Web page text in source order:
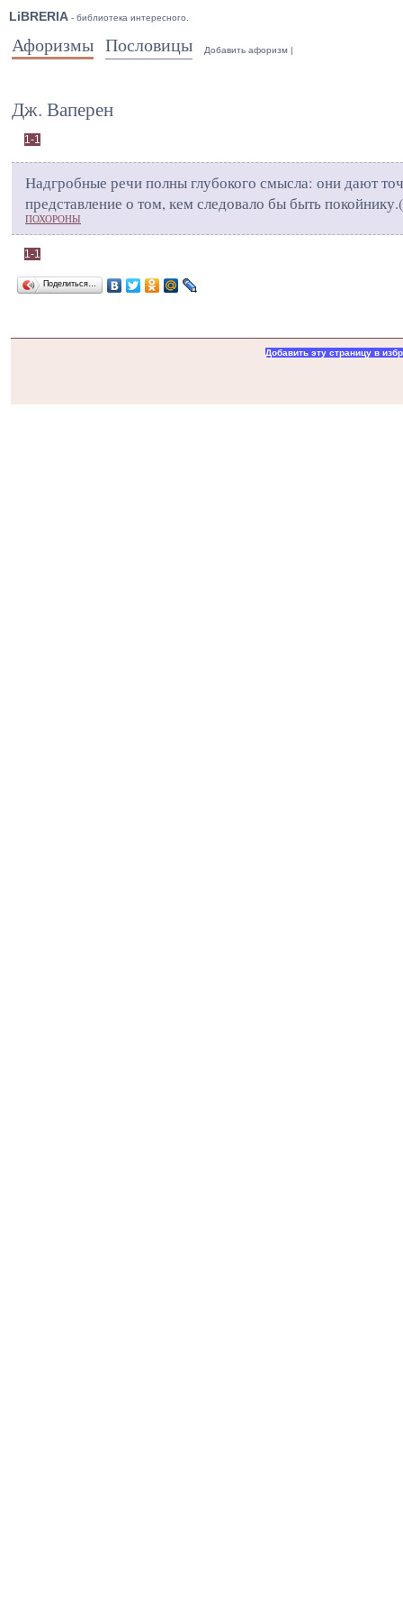
LiBRERIA - библиотека интересного.
Афоризмы Пословицы Добавить афоризм |
Дж. Ваперен
1-1
Надгробные речи полны глубокого смысла: они дают
представление о том, кем следовало бы быть покойнику.(
ПОХОРОНЫ
1-1
Поделиться…
Добавить эту страницу в